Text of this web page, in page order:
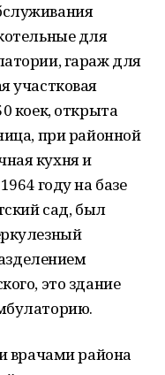
для
гараж для
участковая
коек, открыта
при районной
кухня и
году на базе
сад, был
это здание
врачами района